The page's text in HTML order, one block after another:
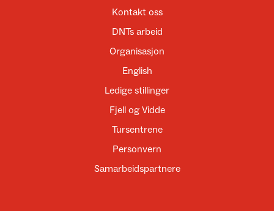
Kontakt oss
DNTs arbeid
Organisasjon
English
Ledige stillinger
Fjell og Vidde
Tursentrene
Personvern
Samarbeidspartnere